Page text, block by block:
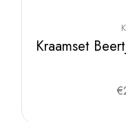
Kraamset
€